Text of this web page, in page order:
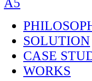
SOLUTION
CASE
WORKS